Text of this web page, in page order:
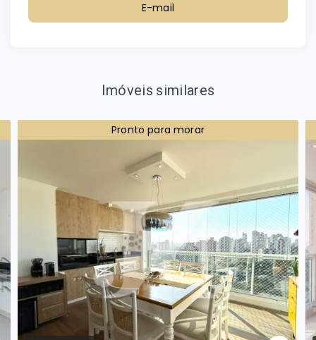
E-mail
Imóveis similares
Pronto para morar